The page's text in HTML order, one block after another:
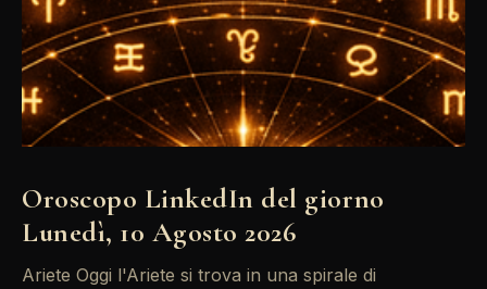
Oroscopo LinkedIn del giorno
Lunedì, 10 Agosto 2026
Ariete Oggi l'Ariete si trova in una spirale di